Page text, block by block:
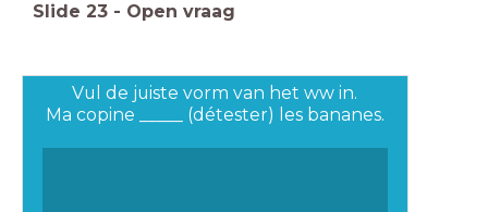
Slide 23 - Open vraag
Vul de juiste vorm van het ww in.
Ma copine _____ (détester) les bananes.